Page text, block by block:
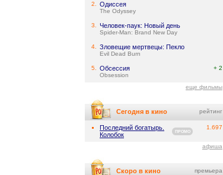
2. Одиссея
The Odyssey
3. Человек-паук: Новый день
Spider-Man: Brand New Day
4. Зловещие мертвецы: Пекло
Evil Dead Burn
5. Обсессия
Obsession
+ 2
еще фильмы
Сегодня в кино рейтинг
Последний богатырь.
Колобок
ПРОМО
1.697
афиша
Скоро в кино премьера